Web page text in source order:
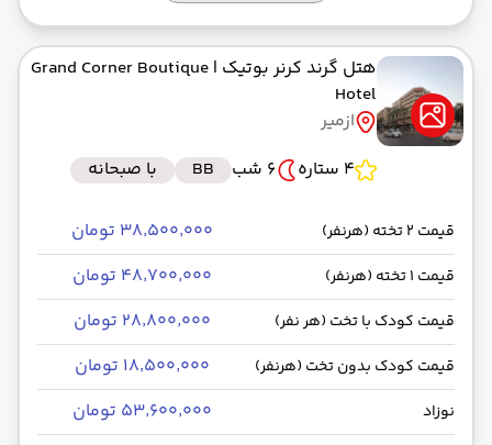
هتل گرند کرنر بوتیک | Grand Corner Boutique
Hotel
ازمیر
4 ستاره
6 شب BB با صبحانه
قیمت 2 تخته (هرنفر) ۳۸٬۵۰۰٬۰۰۰ تومان
قیمت 1 تخته (هرنفر) ۴۸٬۷۰۰٬۰۰۰ تومان
قیمت کودک با تخت (هر نفر) ۲۸٬۸۰۰٬۰۰۰ تومان
قیمت کودک بدون تخت (هرنفر) ۱۸٬۵۰۰٬۰۰۰ تومان
نوزاد ۵۳٬۶۰۰٬۰۰۰ تومان